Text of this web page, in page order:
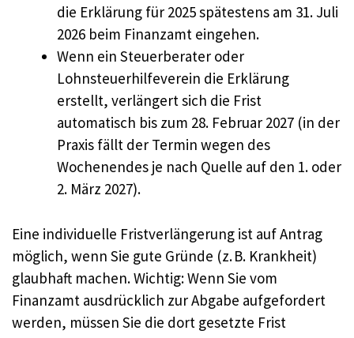
die Erklärung für 2025 spätestens am 31. Juli
2026 beim Finanzamt eingehen.
Wenn ein Steuerberater oder
Lohnsteuerhilfeverein die Erklärung
erstellt, verlängert sich die Frist
automatisch bis zum 28. Februar 2027 (in der
Praxis fällt der Termin wegen des
Wochenendes je nach Quelle auf den 1. oder
2. März 2027).
Eine individuelle Fristverlängerung ist auf Antrag
möglich, wenn Sie gute Gründe (z. B. Krankheit)
glaubhaft machen. Wichtig: Wenn Sie vom
Finanzamt ausdrücklich zur Abgabe aufgefordert
werden, müssen Sie die dort gesetzte Frist